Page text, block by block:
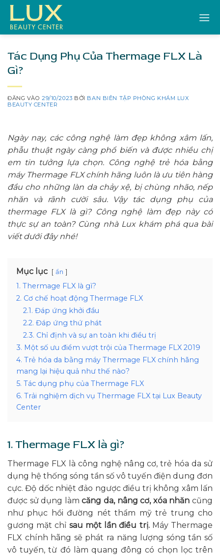
Bỏ
qua
nội
Tác Dụng Phụ Của Thermage FLX Là
Gì?
ĐĂNG VÀO29/10/2023 BỞI BAN BIÊN TẬP PHÒNG KHÁM LUX
BEAUTY CENTER
Ngày nay, các công nghệ làm đẹp không xâm lấn,
phẫu thuật ngày càng phổ biến và được nhiều chị
em tin tưởng lựa chọn. Công nghệ trẻ hóa bằng
máy Thermage FLX chính hãng luôn là ưu tiên hàng
đầu cho những làn da chảy xệ, bị chùng nhão, nếp
nhăn và rãnh cười sâu. Vậy tác dụng phụ của
thermage FLX là gì? Công nghệ làm đẹp này có
thực sự an toàn? Cùng nhà Lux khám phá qua bài
viết dưới đây nhé!
Mục lục ẩn
1. Thermage FLX là gì?
2. Cơ chế hoạt động Thermage FLX
2.1. Đáp ứng khởi đầu
2.2. Đáp ứng thứ phát
2.3. Chỉ định và sự an toàn khi điều trị
3. Một số ưu điểm vượt trội của Thermage FLX 2019
4. Trẻ hóa da bằng máy Thermage FLX chính hãng
mang lại hiệu quả như thế nào?
5. Tác dụng phụ của Thermage FLX
6. Trải nghiệm dịch vụ Thermage FLX tại Lux Beauty
Center
1. Thermage FLX là gì?
Thermage FLX là công nghệ nâng cơ, trẻ hóa da sử
dụng hệ thống sóng tần số vô tuyến điện dung đơn
cực. Độ dốc nhiệt đảo ngược điều trị không xâm lấn
được sử dụng làmcăng da, nâng cơ, xóa nhăncũng
như phục hồi đường nét thẩm mỹ trẻ trung cho
gương mặt chỉ sau một lần điều trị.Máy Thermage
FLX chính hãng sẽ phát ra năng lượng sóng tần số
vô tuyến, từ đó làm quang đông có chọn lọc trên